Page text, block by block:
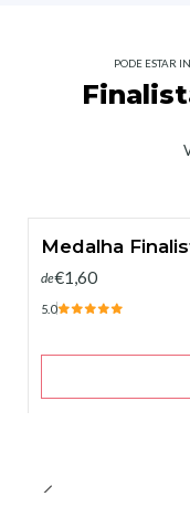
PODE ESTAR
Medalha
de€1,60
5.0